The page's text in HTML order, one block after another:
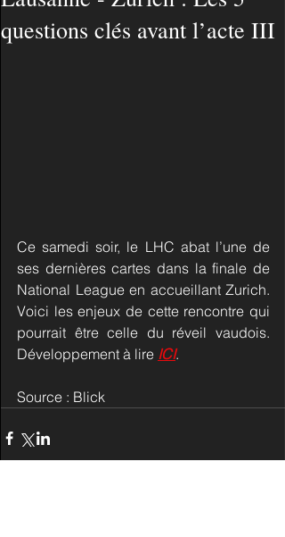
questions clés avant l’acte III
Ce samedi soir, le LHC abat l’une de
ses dernières cartes dans la finale de
National League en accueillant Zurich.
Voici les enjeux de cette rencontre qui
pourrait être celle du réveil vaudois.
Développement à lire ICI.
Source : Blick